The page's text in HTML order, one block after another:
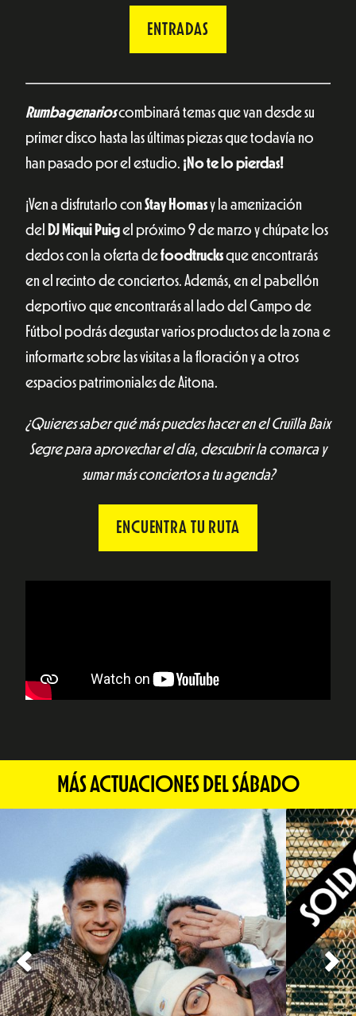
ENTRADAS
Rumbagenarioscombinará temas que van desde su
primer disco hasta las últimas piezas que todavía no
han pasado por el estudio. ¡No te lo pierdas!
¡Ven a disfrutarlo conStay Homasy la amenización
del DJ Miqui Puigel próximo 9 de marzo y chúpate los
dedos con la oferta defoodtrucksque encontrarás
en el recinto de conciertos. Además, en el pabellón
deportivo que encontrarás al lado del Campo de
Fútbol podrás degustar varios productos de la zona e
informarte sobre las visitas a la floración y a otros
espacios patrimoniales de Aitona.
¿Quieres saber qué más puedes hacer en el Cruïlla Baix
Segre para aprovechar el día, descubrir la comarca y
sumar más conciertos a tu agenda?
ENCUENTRA TU RUTA
MÁS ACTUACIONES DEL SÁBADO